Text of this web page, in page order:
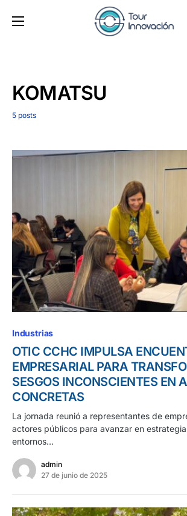
KOMATSU
5 posts
Industrias
OTIC CCHC IMPULSA
EMPRESARIAL PARA
SESGOS INCONSCIENTES EN
CONCRETAS
La jornada reunió a representantes de
actores públicos para avanzar en
entornos…
admin
27 de junio de 2025